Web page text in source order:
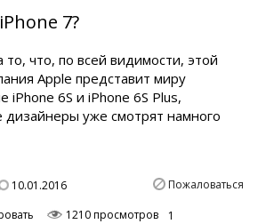
7?
то, что, по всей видимости, этой
Apple представит миру
iPhone 6S и iPhone 6S Plus,
уже смотрят намного
10.01.2016 Пожаловаться
1210 просмотров 1